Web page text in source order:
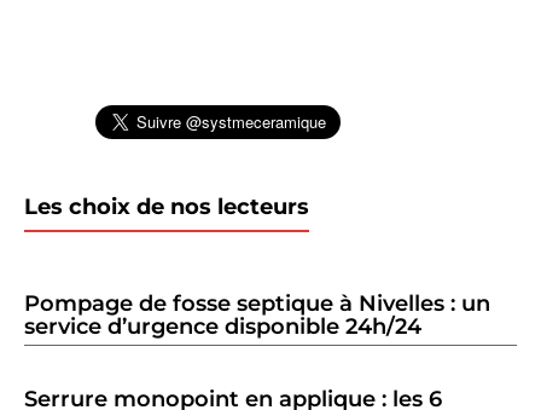
Les choix de nos lecteurs
Pompage de fosse septique à Nivelles : un
service d’urgence disponible 24h/24
Serrure monopoint en applique : les 6